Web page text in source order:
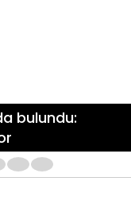
bulundu: